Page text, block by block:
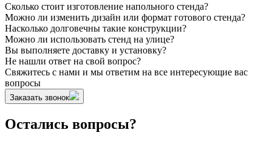
Сколько стоит изготовление напольного стенда?
Можно ли изменить дизайн или формат готового стенда?
Насколько долговечны такие конструкции?
Можно ли использовать стенд на улице?
Вы выполняете доставку и установку?
Не нашли ответ на свой вопрос?
Свяжитесь с нами и мы ответим на все интересующие вас
вопросы
Заказать звонок
Остались вопросы?